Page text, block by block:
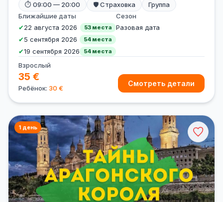
⏱ 09:00 — 20:00 🛡 Страховка
Группа
Ближайшие даты
✔22 августа 2026 53 места
✔5 сентября 2026 54 места
✔19 сентября 2026 54 места
Сезон
Разовая дата
Взрослый
35 €
Ребёнок: 30 €
Смотреть детали
1 день